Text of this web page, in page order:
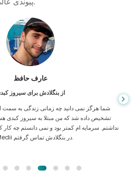
عارف حافظ
از بنگلادش برای سیروز
شما هرگز نمی دانید چه زمانی زندگی به سمت
تشخیص داده شد که من مبتلا به سیروز کبدی
نداشتم. سرمایه ام کمتر بود و نمی دانستم چه
GoMedii در بنگلادش تماس گرفتم.